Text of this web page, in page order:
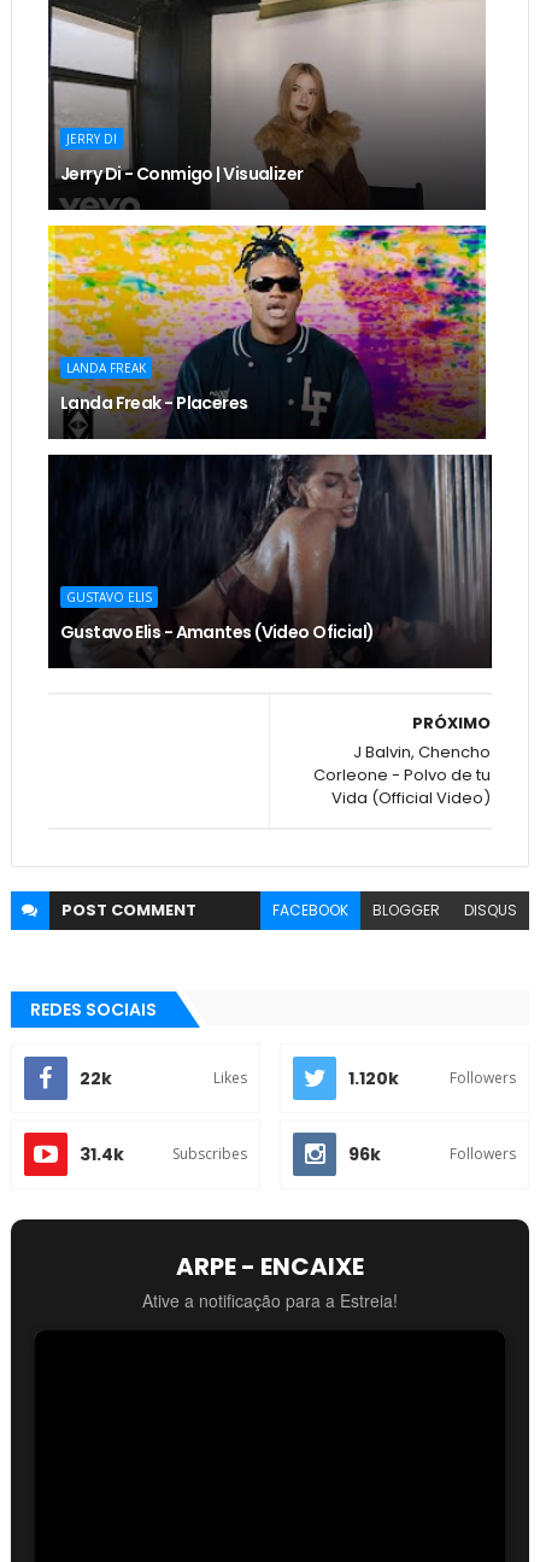
JERRY DI
Jerry Di - Conmigo | Visualizer
LANDA FREAK
Landa Freak - Placeres
GUSTAVO ELIS
Gustavo Elis - Amantes (Video Oficial)
PRÓXIMO
J Balvin, Chencho
Corleone - Polvo de tu
Vida (Official Video)
POST COMMENT FACEBOOK BLOGGER DISQUS
REDES SOCIAIS
22k Likes 1.120k Followers
31.4k Subscribes 96k Followers
ARPE - ENCAIXE
Ative a notificação para a Estreia!